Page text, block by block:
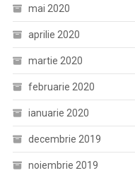
mai 2020
aprilie 2020
martie 2020
februarie 2020
ianuarie 2020
decembrie 2019
noiembrie 2019